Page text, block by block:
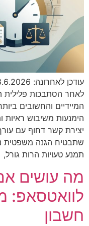
לאחר הסתבכות פלילית
המיידיים והחשובים
הימנעות משיבוש ראיות
יצירת קשר דחוף עם
שתבטיח הגנה משפטית
תמנע טעויות הרות
מה עושים
לוואטסאפ:
חשבון